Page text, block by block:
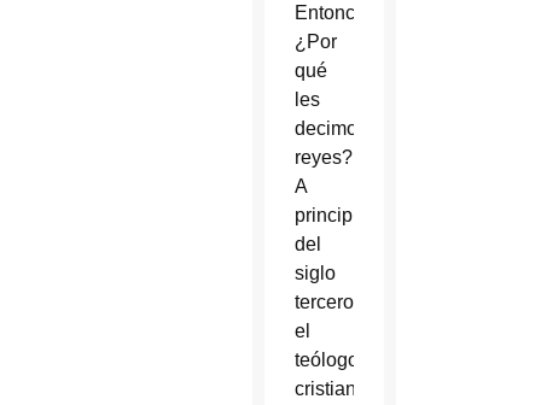
Entonces,
¿Por
qué
les
decimos
reyes?
A
principios
del
siglo
tercero,
el
teólogo
cristiano